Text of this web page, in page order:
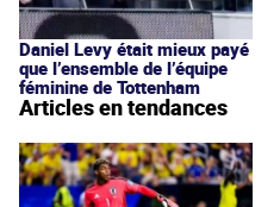
Daniel Levy était mieux payé
que l’ensemble de l’équipe
féminine de Tottenham
Articles en tendances